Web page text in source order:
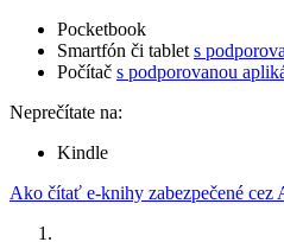
Pocketbook
Smartfón či tablet s
Počítač s podporovanou
Neprečítate na:
Kindle
Ako čítať e-knihy zabezpečené cez